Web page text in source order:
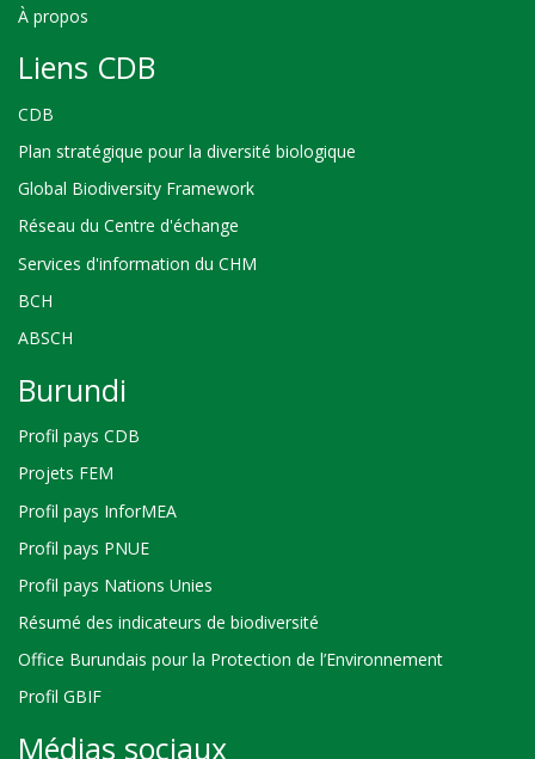
À propos
Liens CDB
CDB
Plan stratégique pour la diversité biologique
Global Biodiversity Framework
Réseau du Centre d'échange
Services d'information du CHM
BCH
ABSCH
Burundi
Profil pays CDB
Projets FEM
Profil pays InforMEA
Profil pays PNUE
Profil pays Nations Unies
Résumé des indicateurs de biodiversité
Office Burundais pour la Protection de l’Environnement
Profil GBIF
Médias sociaux